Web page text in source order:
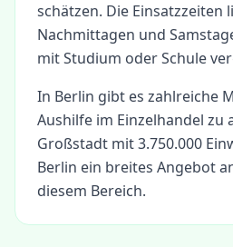
schätzen. Die Einsatzzeiten
Nachmittagen und
mit Studium oder Schule
In Berlin gibt es zahlreiche
Aushilfe im Einzelhandel zu
Großstadt mit 3.750.000
Berlin ein breites Angebot
diesem Bereich.